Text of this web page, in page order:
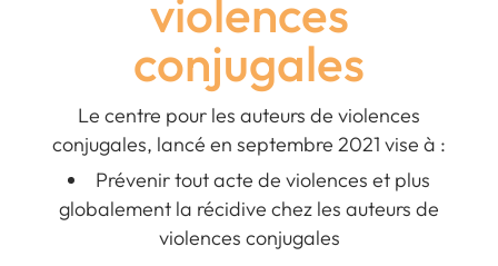
violences
conjugales
Le centre pour les auteurs de violences
conjugales, lancé en septembre 2021 vise à :
Prévenir tout acte de violences et plus
globalement la récidive chez les auteurs de
violences conjugales